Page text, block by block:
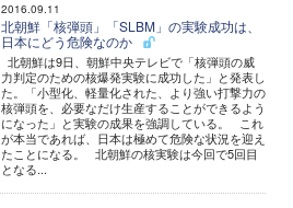
2016.09.11
北朝鮮「核弾頭」「SLBM」の実験成功は、
日本にどう危険なのか
北朝鮮は9日、朝鮮中央テレビで「核弾頭の威
力判定のための核爆発実験に成功した」と発表し
た。「小型化、軽量化された、より強い打撃力の
核弾頭を、必要なだけ生産することができるよう
になった」と実験の成果を強調している。 これ
が本当であれば、日本は極めて危険な状況を迎え
たことになる。 北朝鮮の核実験は今回で5回目
となる...